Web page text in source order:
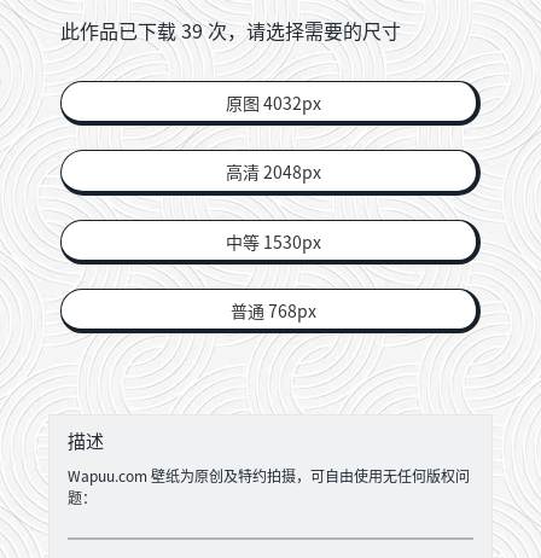
此作品已下载39次，请选择需要的尺寸
原图 4032px
高清 2048px
中等 1530px
普通 768px
描述
Wapuu.com 壁纸为原创及特约拍摄，可自由使用无任何版权问
题：